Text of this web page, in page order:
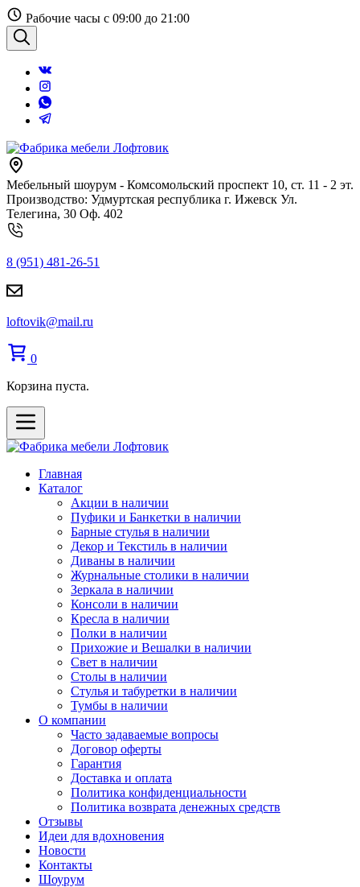
Перейти
к
содержанию
Рабочие часы с 09:00 до 21:00
Поиск
Мебельный шоурум - Комсомольский проспект 10, ст. 11 - 2 эт.
Производство: Удмуртская республика г. Ижевск Ул.
Телегина, 30 Оф. 402
8 (951) 481-26-51
loftovik@mail.ru
0
Корзина пуста.
Главная
Каталог
Акции в наличии
Пуфики и Банкетки в наличии
Барные стулья в наличии
Декор и Текстиль в наличии
Диваны в наличии
Журнальные столики в наличии
Зеркала в наличии
Консоли в наличии
Кресла в наличии
Полки в наличии
Прихожие и Вешалки в наличии
Свет в наличии
Столы в наличии
Стулья и табуретки в наличии
Тумбы в наличии
О компании
Часто задаваемые вопросы
Договор оферты
Гарантия
Доставка и оплата
Политика конфиденциальности
Политика возврата денежных средств
Отзывы
Идеи для вдохновения
Новости
Контакты
Шоурум